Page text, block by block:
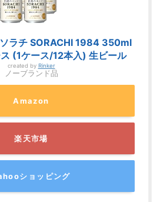
ラチ SORACHI 1984 350ml
(1ケース/12本入) 生ビール
created by Rinker
ノーブランド品
Amazon
楽天市場
ショッピング